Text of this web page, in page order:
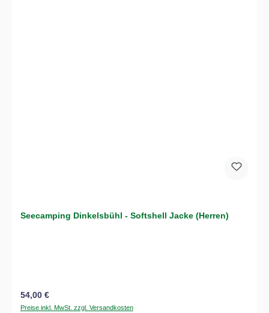
Seecamping Dinkelsbühl - Softshell Jacke (Herren)
Regulärer Preis:
54,00 €
Preise inkl. MwSt. zzgl. Versandkosten